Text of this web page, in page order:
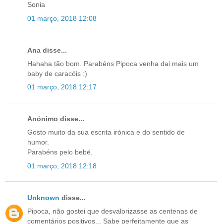
Sonia
01 março, 2018 12:08
Ana disse...
Hahaha tão bom. Parabéns Pipoca venha dai mais um
baby de caracóis :)
01 março, 2018 12:17
Anónimo disse...
Gosto muito da sua escrita irónica e do sentido de
humor.
Parabéns pelo bebé.
01 março, 2018 12:18
Unknown disse...
Pipoca, não gostei que desvalorizasse as centenas de
comentários positivos... Sabe perfeitamente que as